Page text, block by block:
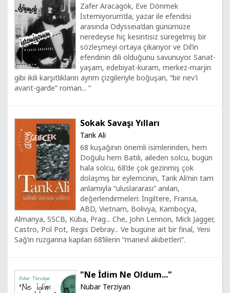
Zafer Aracagök, Eve Dönmek
İstemiyorum’da, yazar ile efendisi
arasında Odysseia’dan günümüze
neredeyse hiç kesintisiz süregelmiş bir
sözleşmeyi ortaya çıkarıyor ve Dil’in
efendinin dili olduğunu savunuyor. Sanat-
yaşam, edebiyat-kuram, merkez-marjin
gibi ikili karşıtlıkların ayrım çizgileriyle boğuşan, “bir nev’i
avant-garde” roman... “
Sokak Savaşı Yılları
Tarık Ali
68 kuşağının önemli isimlerinden, hem
Doğulu hem Batılı, aileden solcu, bugün
hala solcu, 68’de çok gezinmiş çok
dolaşmış bir eylemcinin, Tarık Ali’nin tam
anlamıyla “uluslararası” anıları,
değerlendirmeleri: İngiltere, Fransa,
ABD, Vietnam, Bolivya, Kamboçya,
Almanya, SSCB, Küba, Prag... Che, John Lennon, Mick Jagger,
Castro, Pol Pot, Regis Debray... Ve bugüne ait bir final, Yeni
Sağ’ın rüzgarına kapılan 68’lilerin “manevî akıbetleri”.
"Ne İdim Ne Oldum..."
Nubar Terziyan